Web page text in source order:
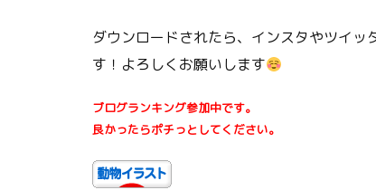
ダウンロードされたら、インスタやツイッ
す！よろしくお願いします
ブログランキング参加中です。
良かったらポチっとしてください。